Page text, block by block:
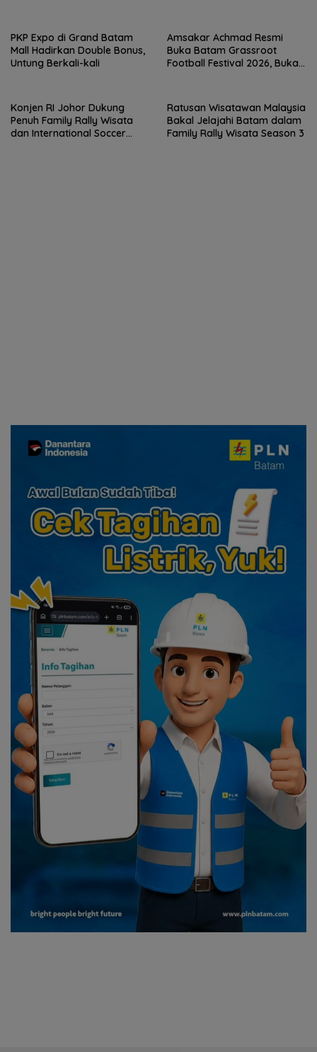
PKP Expo di Grand Batam
Mall Hadirkan Double Bonus,
Untung Berkali-kali
Amsakar Achmad Resmi
Buka Batam Grassroot
Football Festival 2026, Buka
Konjen RI Johor Dukung
Penuh Family Rally Wisata
dan International Soccer
Ratusan Wisatawan Malaysia
Bakal Jelajahi Batam dalam
Family Rally Wisata Season 3